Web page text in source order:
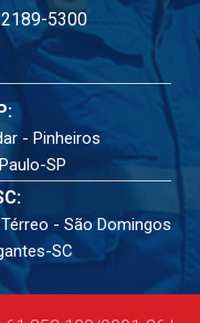
5300
- Pinheiros
SP
- São Domingos
SC